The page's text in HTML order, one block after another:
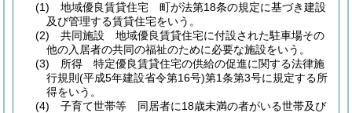
(1)
地域優良賃貸住宅 町が法第18条の規定に基づき建設
及び管理する賃貸住宅をいう。
(2)
共同施設 地域優良賃貸住宅に付設された駐車場その
他の入居者の共同の福祉のために必要な施設をいう。
(3)
所得 特定優良賃貸住宅の供給の促進に関する法律施
行規則 (平成5年建設省令第16号)第1条第3号に規定する所
得をいう。
(4)
子育て世帯等 同居者に18歳未満の者がいる世帯及び